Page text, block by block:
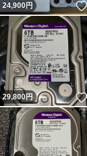
24,900円
29,800円